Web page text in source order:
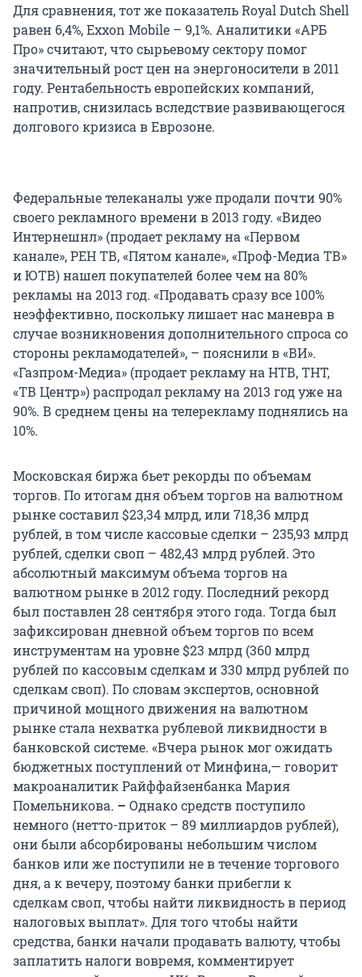
Для сравнения, тот же показатель Royal Dutch Shell
равен 6,4%, Exxon Mobile – 9,1%. Аналитики «АРБ
Про» считают, что сырьевому сектору помог
значительный рост цен на энергоносители в 2011
году. Рентабельность европейских компаний,
напротив, снизилась вследствие развивающегося
долгового кризиса в Еврозоне.
Федеральные телеканалы уже продали почти 90%
своего рекламного времени в 2013 году. «Видео
Интернешнл» (продает рекламу на «Первом
канале», РЕН ТВ, «Пятом канале», «Проф-Медиа ТВ»
и ЮТВ) нашел покупателей более чем на 80%
рекламы на 2013 год. «Продавать сразу все 100%
неэффективно, поскольку лишает нас маневра в
случае возникновения дополнительного спроса со
стороны рекламодателей», – пояснили в «ВИ».
«Газпром-Медиа» (продает рекламу на НТВ, ТНТ,
«ТВ Центр») распродал рекламу на 2013 год уже на
90%. В среднем цены на телерекламу поднялись на
10%.
Московская биржа бьет рекорды по объемам
торгов. По итогам дня объем торгов на валютном
рынке составил $23,34 млрд, или 718,36 млрд
рублей, в том числе кассовые сделки – 235,93 млрд
рублей, сделки своп – 482,43 млрд рублей. Это
абсолютный максимум объема торгов на
валютном рынке в 2012 году. Последний рекорд
был поставлен 28 сентября этого года. Тогда был
зафиксирован дневной объем торгов по всем
инструментам на уровне $23 млрд (360 млрд
рублей по кассовым сделкам и 330 млрд рублей по
сделкам своп). По словам экспертов, основной
причиной мощного движения на валютном
рынке стала нехватка рублевой ликвидности в
банковской системе. «Вчера рынок мог ожидать
бюджетных поступлений от Минфина,— говорит
макроаналитик Райффайзенбанка Мария
Помельникова. – Однако средств поступило
немного (нетто-приток – 89 миллиардов рублей),
они были абсорбированы небольшим числом
банков или же поступили не в течение торгового
дня, а к вечеру, поэтому банки прибегли к
сделкам своп, чтобы найти ликвидность в период
налоговых выплат». Для того чтобы найти
средства, банки начали продавать валюту, чтобы
заплатить налоги вовремя, комментирует